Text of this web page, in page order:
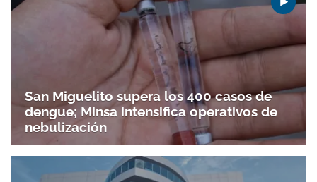
San Miguelito supera los 400 casos de
dengue; Minsa intensifica operativos de
nebulización